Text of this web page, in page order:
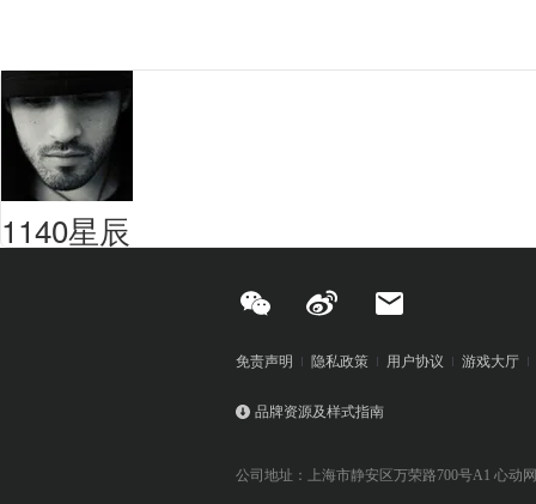
1140星辰
免责声明 隐私政策 用户协议 游戏大厅
品牌资源及样式指南
公司地址：上海市静安区万荣路700号A1 心动